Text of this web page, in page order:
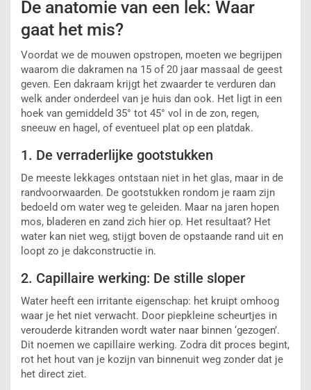
De anatomie van een lek: Waar
gaat het mis?
Voordat we de mouwen opstropen, moeten we begrijpen
waarom die dakramen na 15 of 20 jaar massaal de geest
geven. Een dakraam krijgt het zwaarder te verduren dan
welk ander onderdeel van je huis dan ook. Het ligt in een
hoek van gemiddeld 35° tot 45° vol in de zon, regen,
sneeuw en hagel, of eventueel plat op een platdak.
1. De verraderlijke gootstukken
De meeste lekkages ontstaan niet in het glas, maar in de
randvoorwaarden. De gootstukken rondom je raam zijn
bedoeld om water weg te geleiden. Maar na jaren hopen
mos, bladeren en zand zich hier op. Het resultaat? Het
water kan niet weg, stijgt boven de opstaande rand uit en
loopt zo je dakconstructie in.
2. Capillaire werking: De stille sloper
Water heeft een irritante eigenschap: het kruipt omhoog
waar je het niet verwacht. Door piepkleine scheurtjes in
verouderde kitranden wordt water naar binnen ‘gezogen’.
Dit noemen we capillaire werking. Zodra dit proces begint,
rot het hout van je kozijn van binnenuit weg zonder dat je
het direct ziet.